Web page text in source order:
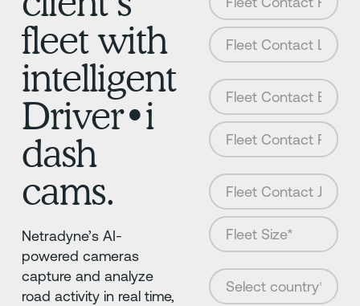
fleet with
intelligent
Driver•i
dash
cams.
Netradyne’s AI-
powered cameras
capture and analyze
road activity in real time,